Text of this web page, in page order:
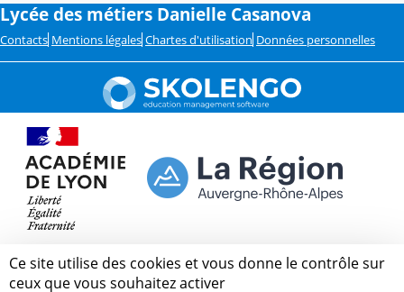
Lycée des métiers Danielle Casanova
Contacts Mentions légales Chartes d'utilisation Données personnelles
Ce site utilise des cookies et vous donne le contrôle sur
ceux que vous souhaitez activer